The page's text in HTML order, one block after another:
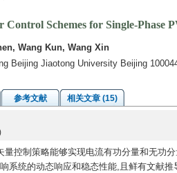
Schemes for Single-Phase
Wang Kun, Wang Xin
Beijing Jiaotong University Beijing
参考文献
相关文章 (15)
控制策略能够实现电流有功分量和无功
系统的动态响应和稳态性能,且鲜有文献